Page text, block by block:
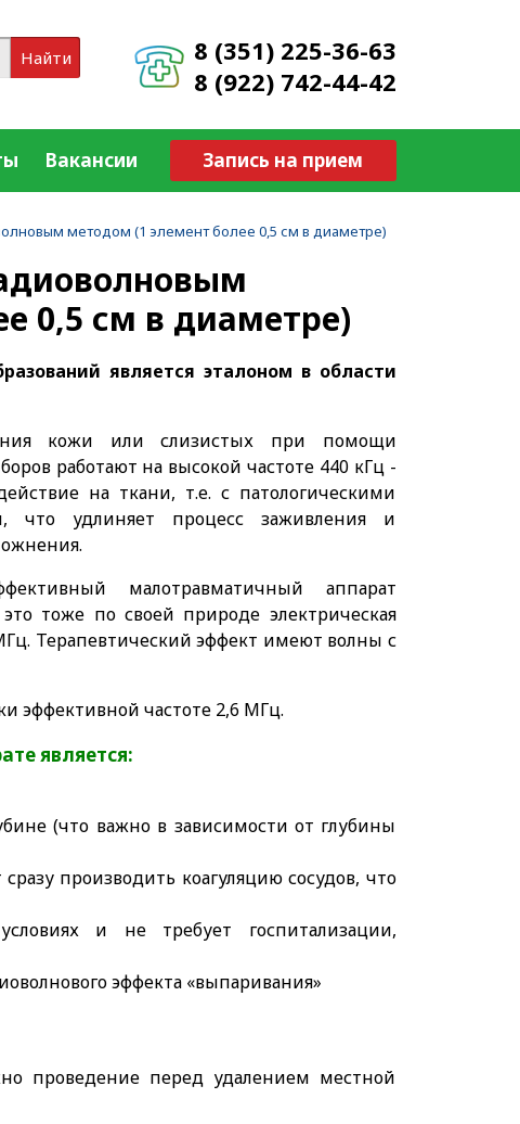
8 (351) 225-36-63
8 (922) 742-44-42
Найти
Запись на прием
Вакансии
методом (1 элемент более 0,5 см в диаметре)
0,5 см в диаметре)
является эталоном в области
кожи или слизистых при помощи
работают на высокой частоте 440 кГц -
на ткани, т.е. с патологическими
что удлиняет процесс заживления и
малотравматичный аппарат
тоже по своей природе электрическая
Терапевтический эффект имеют волны с
эффективной частоте 2,6 МГц.
является:
(что важно в зависимости от глубины
производить коагуляцию сосудов, что
и не требует госпитализации,
эффекта «выпаривания»
проведение перед удалением местной